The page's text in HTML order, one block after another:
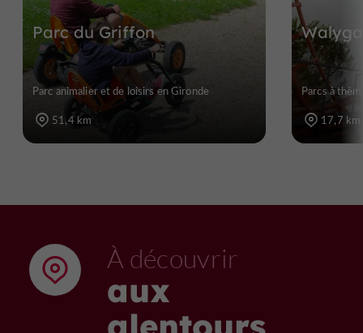
Parc du Griffon
Parc animalier et de loisirs en Gironde
51,4 km
Parcs à
17,7 km
À découvrir
aux